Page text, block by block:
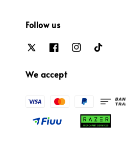
Follow us
We accept